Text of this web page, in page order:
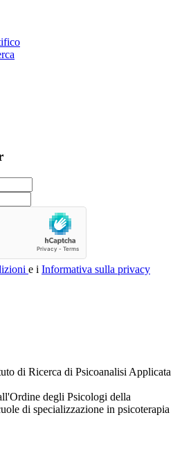
e i Informativa sulla privacy
di Ricerca di Psicoanalisi Applicata
degli Psicologi della
di specializzazione in psicoterapia